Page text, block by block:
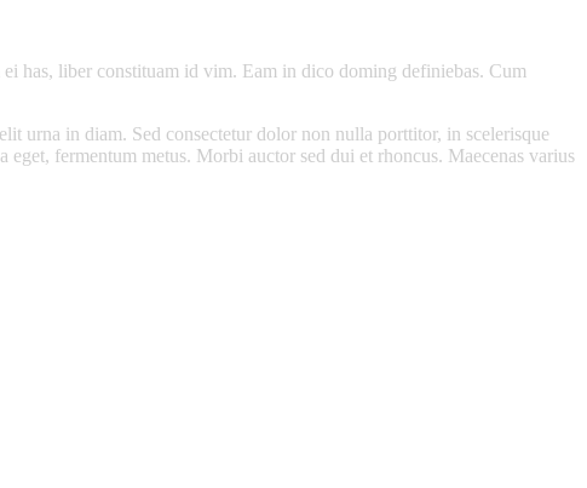
has, liber constituam id vim. Eam in dico doming definiebas. Cum
urna in diam. Sed consectetur dolor non nulla porttitor, in scelerisque
fermentum metus. Morbi auctor sed dui et rhoncus. Maecenas varius